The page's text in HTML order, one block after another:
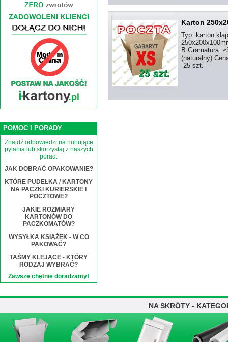
POMOC I PORADY
Znajdź odpowiedzi na nurtujące
pytania lub skorzystaj z naszych
porad:
JAK DOBRAĆ OPAKOWANIE?
KTÓRE PUDEŁKA / KARTONY
NA PACZKI KURIERSKIE I
POCZTOWE?
JAKIE ROZMIARY
KARTONÓW DO
PACZKOMATÓW?
WYSYŁKA KSIĄŻEK - W CO
PAKOWAĆ?
TAŚMY KLEJĄCE - KTÓRY
RODZAJ WYBRAĆ?
Zawsze chętnie doradzamy!
Karton
Typ: karton
B Gramatura:
(naturalny)
25 szt.
NA SKRÓTY -